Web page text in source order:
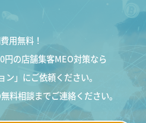
用無料！
円の店舗集客MEO対策なら
ン」にご依頼ください。
料相談までご連絡ください。